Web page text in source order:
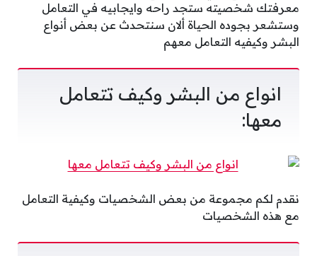
معرفتك شخصيته ستجد راحه وايجابيه في التعامل
وستشعر بجوده الحياة ألان سنتحدث عن بعض أنواع
البشر وكيفيه التعامل معهم
انواع من البشر وكيف تتعامل
معها:
نقدم لكم مجموعة من بعض الشخصيات وكيفية التعامل
مع هذه الشخصيات